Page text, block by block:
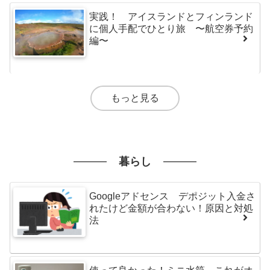
実践！ アイスランドとフィンランド
に個人手配でひとり旅 〜航空券予約
編〜
もっと見る
暮らし
Googleアドセンス デポジット入金さ
れたけど金額が合わない！原因と対処
法